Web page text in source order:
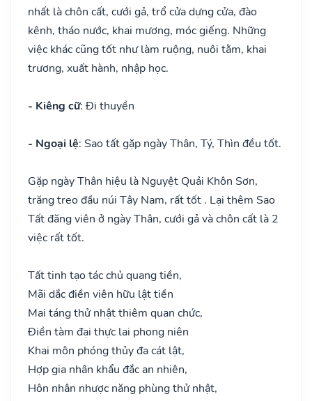
nhất là chôn cất, cưới gả, trổ cửa dựng cửa, đào
kênh, tháo nước, khai mương, móc giếng. Những
việc khác cũng tốt như làm ruộng, nuôi tằm, khai
trương, xuất hành, nhập học.
- Kiêng cữ: Đi thuyền
- Ngoại lệ: Sao tất gặp ngày Thân, Tý, Thìn đều tốt.
Gặp ngày Thân hiệu là Nguyệt Quải Khôn Sơn,
trăng treo đầu núi Tây Nam, rất tốt . Lại thêm Sao
Tất đăng viên ở ngày Thân, cưới gả và chôn cất là 2
việc rất tốt.
Tất tinh tạo tác chủ quang tiền,
Mãi dắc điền viên hữu lật tiền
Mai táng thử nhật thiêm quan chức,
Điền tàm đại thực lai phong niên
Khai môn phóng thủy đa cát lật,
Hợp gia nhân khẩu đắc an nhiên,
Hôn nhân nhược năng phùng thử nhật,